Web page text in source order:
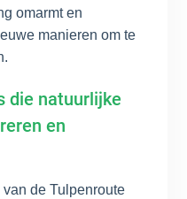
omarmt en
manieren om te
die natuurlijke
en
de Tulpenroute